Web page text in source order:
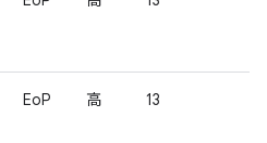
EoP 高 13